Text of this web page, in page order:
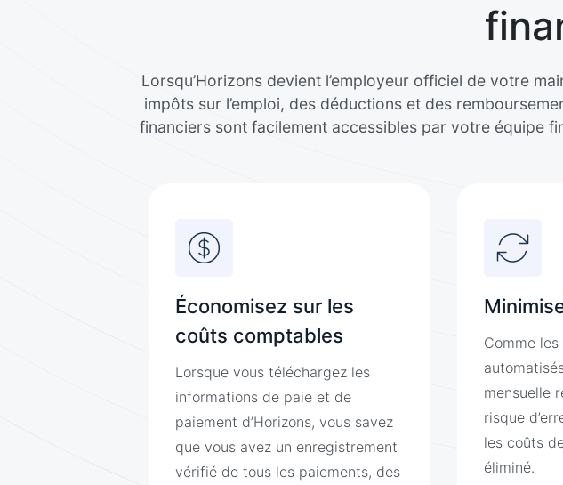
Lorsqu’Horizons devient l’employeur officiel de votre
impôts sur l’emploi, des déductions et des
financiers sont facilement accessibles par votre équipe
Économisez sur les
coûts comptables
Lorsque vous téléchargez les
informations de paie et de
paiement d’Horizons, vous savez
que vous avez un enregistrement
vérifié de tous les paiements, des
Comme
mensuelle
risque
les coûts
éliminé.